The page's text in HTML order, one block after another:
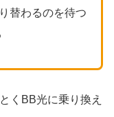
替わるのを待つ
くBB光に乗り換え